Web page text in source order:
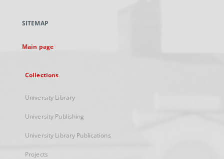
new
SITEMAP
Main page
Collections
University Library
University Publishing
University Library Publications
Projects